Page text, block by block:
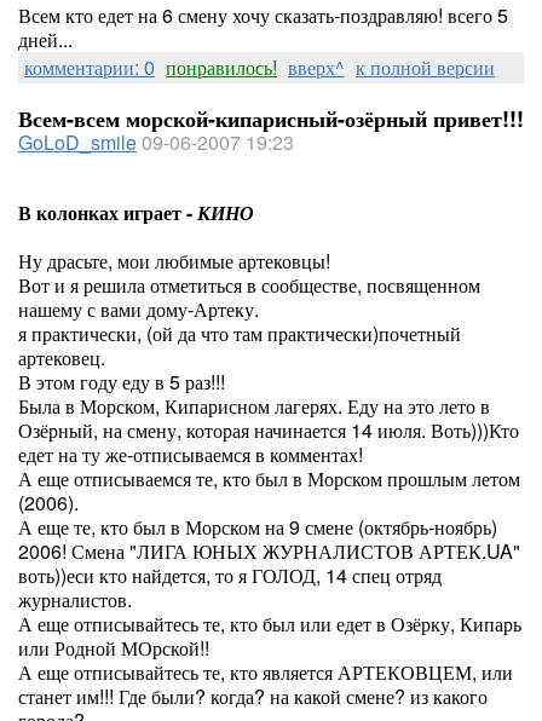
Всем кто едет на 6 смену хочу сказать-поздравляю! всего 5
дней...
комментарии: 0 понравилось! вверх^ к полной версии
Всем-всем морской-кипарисный-озёрный привет!!!
GoLoD_smile09-06-2007 19:23
В колонках играет -КИНО
Ну драсьте, мои любимые артековцы!
Вот и я решила отметиться в сообществе, посвященном
нашему с вами дому-Артеку.
я практически, (ой да что там практически)почетный
артековец.
В этом году еду в 5 раз!!!
Была в Морском, Кипарисном лагерях. Еду на это лето в
Озёрный, на смену, которая начинается 14 июля. Воть)))Кто
едет на ту же-отписываемся в комментах!
А еще отписываемся те, кто был в Морском прошлым летом
(2006).
А еще те, кто был в Морском на 9 смене (октябрь-ноябрь)
2006! Смена "ЛИГА ЮНЫХ ЖУРНАЛИСТОВ АРТЕК.UA"
воть))еси кто найдется, то я ГОЛОД, 14 спец отряд
журналистов.
А еще отписывайтесь те, кто был или едет в Озёрку, Кипарь
или Родной МОрской!!
А еще отписывайтесь те, кто является АРТЕКОВЦЕМ, или
станет им!!! Где были? когда? на какой смене? из какого